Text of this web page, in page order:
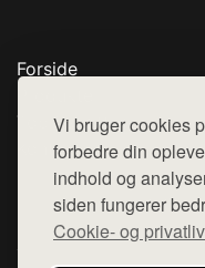
Vi bruger cookies
forbedre din
indhold og
siden fungerer
Cookie- og
Forside
Top Rabatter
Kontakt